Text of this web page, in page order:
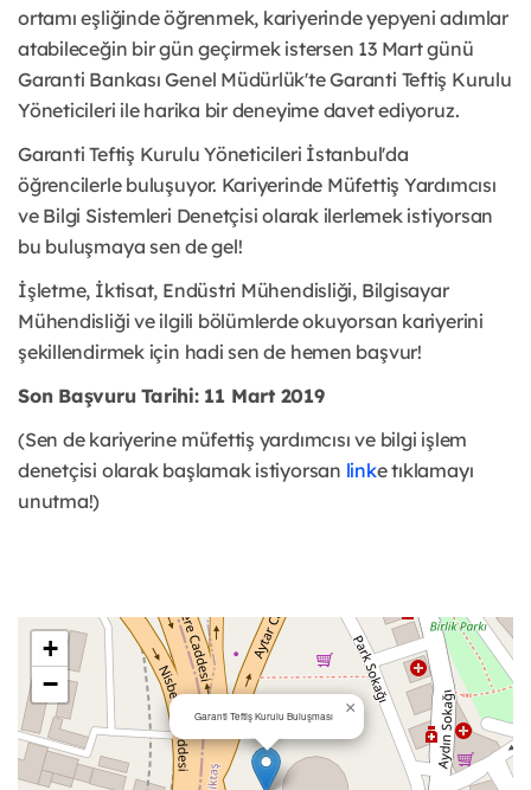
ortamı eşliğinde öğrenmek, kariyerinde yepyeni adımlar
atabileceğin bir gün geçirmek istersen 13 Mart günü
Garanti Bankası Genel Müdürlük'te Garanti Teftiş Kurulu
Yöneticileri ile harika bir deneyime davet ediyoruz.
Garanti Teftiş Kurulu Yöneticileri İstanbul'da
öğrencilerle buluşuyor. Kariyerinde Müfettiş Yardımcısı
ve Bilgi Sistemleri Denetçisi olarak ilerlemek istiyorsan
bu buluşmaya sen de gel!
İşletme, İktisat, Endüstri Mühendisliği, Bilgisayar
Mühendisliği ve ilgili bölümlerde okuyorsan kariyerini
şekillendirmek için hadi sen de hemen başvur!
Son Başvuru Tarihi: 11 Mart 2019
(Sen de kariyerine müfettiş yardımcısı ve bilgi işlem
denetçisi olarak başlamak istiyorsan linke tıklamayı
unutma!)
Garanti Teftiş Kurulu Buluşması ×
+
−